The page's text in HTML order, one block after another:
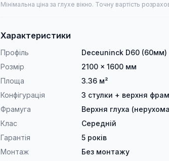
Мінімальна ціна за глухе вікно. Точну вартість
Характеристики
Профіль
Deceuninck D60 (60мм)
Розмір
2100 × 1600 мм
Площа
3.36 м²
Конфігурація
3 стулки + верхня
Фрамуга
Верхня глуха
Клас
Середній
Гарантія
5 років
Монтаж
Без монтажу